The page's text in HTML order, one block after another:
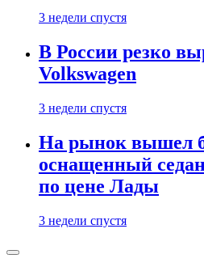
3 недели спустя
В России резко
Volkswagen
3 недели спустя
На рынок вышел
оснащенный
по цене Лады
3 недели спустя